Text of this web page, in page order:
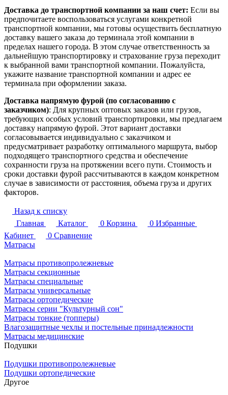
Доставка до транспортной компании за наш счет: Если вы
предпочитаете воспользоваться услугами конкретной
транспортной компании, мы готовы осуществить бесплатную
доставку вашего заказа до терминала этой компании в
пределах нашего города. В этом случае ответственность за
дальнейшую транспортировку и страхование груза переходит
к выбранной вами транспортной компании. Пожалуйста,
укажите название транспортной компании и адрес ее
терминала при оформлении заказа.
Доставка напрямую фурой (по согласованию с
заказчиком): Для крупных оптовых заказов или грузов,
требующих особых условий транспортировки, мы предлагаем
доставку напрямую фурой. Этот вариант доставки
согласовывается индивидуально с заказчиком и
предусматривает разработку оптимального маршрута, выбор
подходящего транспортного средства и обеспечение
сохранности груза на протяжении всего пути. Стоимость и
сроки доставки фурой рассчитываются в каждом конкретном
случае в зависимости от расстояния, объема груза и других
факторов.
Назад к списку
Главная
Каталог 0 Корзина 0 Избранные
Кабинет
0 Сравнение
Матрасы
Матрасы противопролежневые
Матрасы секционные
Матрасы специальные
Матрасы универсальные
Матрасы ортопедические
Матрасы серии "Культурный сон"
Матрасы тонкие (топперы)
Влагозащитные чехлы и постельные принадлежности
Матрасы медицинские
Подушки
Подушки противопролежневые
Подушки ортопедические
Другое